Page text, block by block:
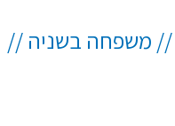
// משפחה בשניה //